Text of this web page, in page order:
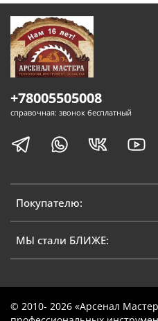
Покупателю:
МЫ стали БЛИЖЕ:
+78005505008
справочная: звонок бесплатный
© 2010- 2026 «Арсенал